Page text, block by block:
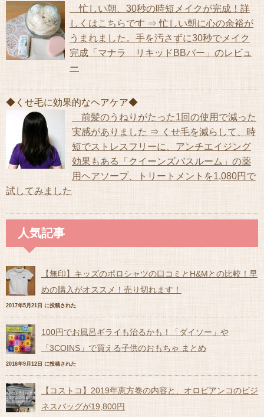
忙しい朝、30秒の時短メイクが完成！詳
しくはこちらです ⇒ 忙しい朝に心の余裕が
うまれました。手を汚さずに30秒でメイク
完成「マナラ リキッドBBバー」のレビュ
ー
◆くせ毛に効果的なヘアケア◆
前髪のうねりがたった1回の使用で減った
実感がありました ⇒ くせ毛を減らして、時
短でストレスフリーに、アンチエイジング
効果もある「クイーンズバスルーム」の薬
用ヘアソープ、トリートメントを1,080円で
試してみました
人気記事
【無印】キッズのポロシャツの口コミとH&Mとの比較！早
めの購入がオススメ！売り切れます！
2017年5月21日 に投稿された
100円でお風呂ギライも治るかも！「ダイソー」や
「3COINS」で買える子供のおもちゃ まとめ
2016年9月12日 に投稿された
【コストコ】2019年恵方巻の内容と、オロビアンコのビジ
ネスバッグが19,800円